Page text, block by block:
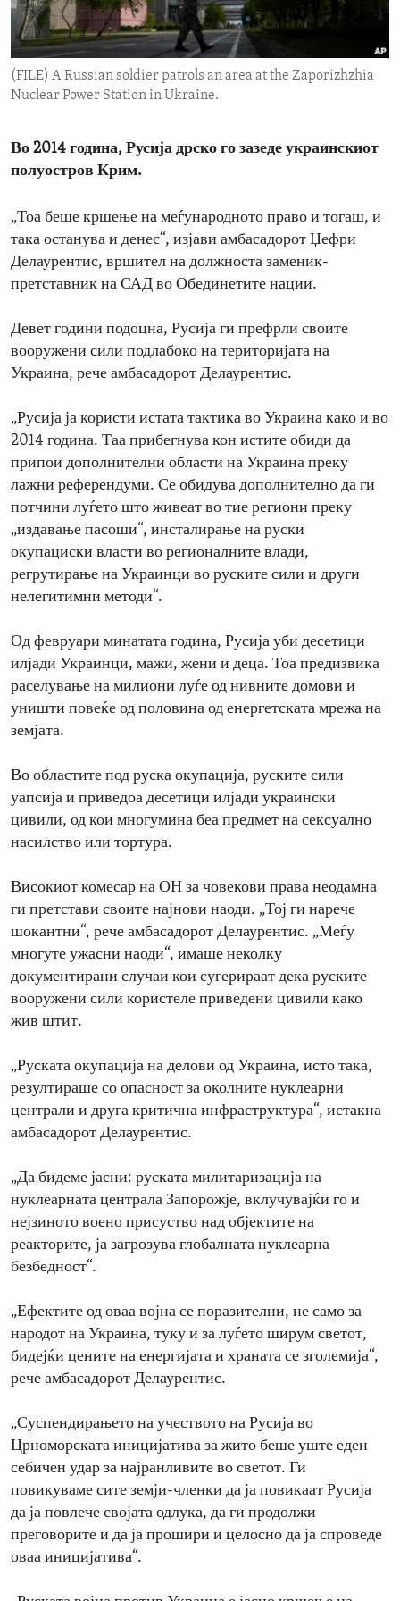
ENVIRONMENT AND HEALTH
IDEALS AND INSTITUTIONS
(FILE) A Russian soldier patrols an area at the Zaporizhzhia
Nuclear Power Station in Ukraine.
Во 2014 година, Русија дрско го зазеде украинскиот
полуостров Крим.
„Тоа беше кршење на меѓународното право и тогаш, и
така останува и денес“, изјави амбасадорот Џефри
Делаурентис, вршител на должноста заменик-
претставник на САД во Обединетите нации.
Девет години подоцна, Русија ги префрли своите
вооружени сили подлабоко на територијата на
Украина, рече амбасадорот Делаурентис.
„Русија ја користи истата тактика во Украина како и во
2014 година. Таа прибегнува кон истите обиди да
припои дополнителни области на Украина преку
лажни референдуми. Се обидува дополнително да ги
потчини луѓето што живеат во тие региони преку
„издавање пасоши“, инсталирање на руски
окупациски власти во регионалните влади,
регрутирање на Украинци во руските сили и други
нелегитимни методи“.
Од февруари минатата година, Русија уби десетици
илјади Украинци, мажи, жени и деца. Тоа предизвика
раселување на милиони луѓе од нивните домови и
уништи повеќе од половина од енергетската мрежа на
земјата.
Во областите под руска окупација, руските сили
уапсија и приведоа десетици илјади украински
цивили, од кои многумина беа предмет на сексуално
насилство или тортура.
Високиот комесар на ОН за човекови права неодамна
ги претстави своите најнови наоди. „Тој ги нарече
шокантни“, рече амбасадорот Делаурентис. „Меѓу
многуте ужасни наоди“, имаше неколку
документирани случаи кои сугерираат дека руските
вооружени сили користеле приведени цивили како
жив штит.
„Руската окупација на делови од Украина, исто така,
резултираше со опасност за околните нуклеарни
централи и друга критична инфраструктура“, истакна
амбасадорот Делаурентис.
„Да бидеме јасни: руската милитаризација на
нуклеарната централа Запорожје, вклучувајќи го и
нејзиното воено присуство над објектите на
реакторите, ја загрозува глобалната нуклеарна
безбедност“.
„Ефектите од оваа војна се поразителни, не само за
народот на Украина, туку и за луѓето ширум светот,
бидејќи цените на енергијата и храната се зголемија“,
рече амбасадорот Делаурентис.
„Суспендирањето на учеството на Русија во
Црноморската иницијатива за жито беше уште еден
себичен удар за најранливите во светот. Ги
повикуваме сите земји-членки да ја повикаат Русија
да ја повлече својата одлука, да ги продолжи
преговорите и да ја прошири и целосно да ја спроведе
оваа иницијатива“.